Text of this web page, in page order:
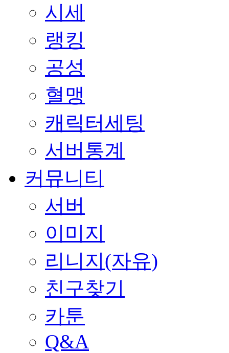
시세
랭킹
공성
혈맹
캐릭터세팅
서버통계
커뮤니티
서버
이미지
리니지(자유)
친구찾기
카툰
Q&A